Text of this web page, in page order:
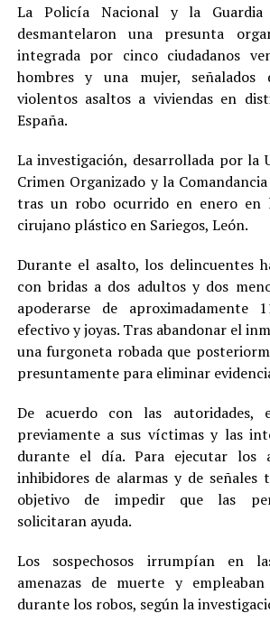
La Policía Nacional y la
desmantelaron una presunta
integrada por cinco ciudadanos
hombres y una mujer,
violentos asaltos a viviendas en
España.
La investigación, desarrollada por la
Crimen Organizado y la
tras un robo ocurrido en enero en
cirujano plástico en Sariegos, León.
Durante el asalto, los delincuentes
con bridas a dos adultos y dos
apoderarse de aproximadamente
efectivo y joyas. Tras abandonar el
una furgoneta robada que
presuntamente para eliminar
De acuerdo con las autoridades,
previamente a sus víctimas y las
durante el día. Para ejecutar los
inhibidores de alarmas y de señales
objetivo de impedir que las
solicitaran ayuda.
Los sospechosos irrumpían en
amenazas de muerte y
durante los robos, según la